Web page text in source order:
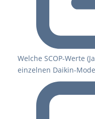
Welche SCOP-Werte
einzelnen Daikin-